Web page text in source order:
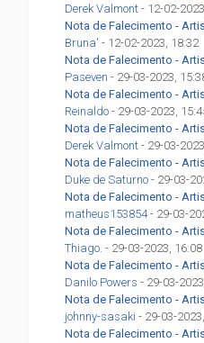
Derek Valmont - 12-02-
Nota de Falecimento -
Bruna' - 12-02-2023, 18:32
Nota de Falecimento -
Paseven - 29-03-2023,
Nota de Falecimento -
Reinaldo - 29-03-2023,
Nota de Falecimento -
Derek Valmont - 29-03-
Nota de Falecimento -
Duke de Saturno - 29-03-
Nota de Falecimento -
matheus153854- 29-03-
Nota de Falecimento -
Thiago. - 29-03-2023, 16:08
Nota de Falecimento -
Danilo Powers - 29-03-
Nota de Falecimento -
johnny-sasaki - 29-03-
Nota de Falecimento -